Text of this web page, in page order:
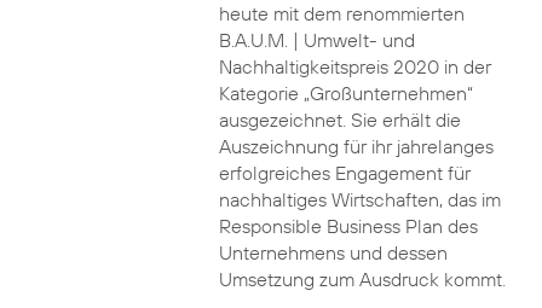
heute mit dem renommierten
B.A.U.M. | Umwelt- und
Nachhaltigkeitspreis 2020 in der
Kategorie „Großunternehmen“
ausgezeichnet. Sie erhält die
Auszeichnung für ihr jahrelanges
erfolgreiches Engagement für
nachhaltiges Wirtschaften, das im
Responsible Business Plan des
Unternehmens und dessen
Umsetzung zum Ausdruck kommt.